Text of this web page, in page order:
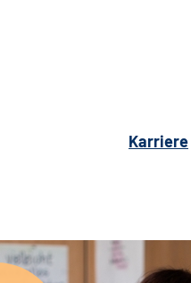
Karriere